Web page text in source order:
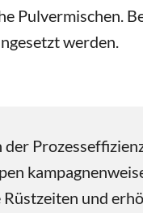
Pulvermischen.
werden.
und